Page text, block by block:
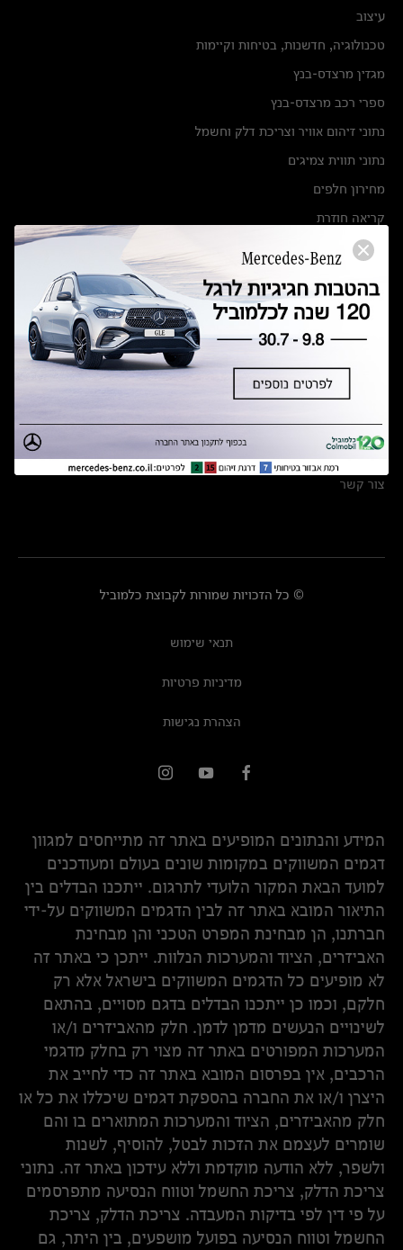
עיצוב
טכנולוגיה, חדשנות, בטיחות וקיימות
מגזין מרצדס-בנץ
ספרי רכב מרצדס-בנץ
נתוני זיהום אוויר וצריכת דלק וחשמל
נתוני תווית צמיגים
מחירון חלפים
קריאה חוזרת
הודעה על הטבות לרכבי מרצדס בהסדר פשרה בתצ 56447-02-19
תקנון ימי מכירות 120 לכלמוביל
מצאו אותנו
אולמות תצוגה
מרכזי שירות
צור קשר
© כל הזכויות שמורות לקבוצת כלמוביל
תנאי שימוש
מדיניות פרטיות
הצהרת נגישות
המידע והנתונים המופיעים באתר זה מתייחסים למגוון
דגמים המשווקים במקומות שונים בעולם ומעודכנים
למועד הבאת המקור הלועדי לתרגום. ייתכנו הבדלים בין
התיאור המובא באתר זה לבין הדגמים המשווקים על-ידי
חברתנו, הן מבחינת המפרט הטכני והן מבחינת
האביזרים, הציוד והמערכות הנלוות. ייתכן כי באתר זה
לא מופיעים כל הדגמים המשווקים בישראל אלא רק
חלקם, וכמו כן ייתכנו הבדלים בדגם מסויים, בהתאם
לשינויים הנעשים מדמן לדמן. חלק מהאביזרים ו/או
המערכות המפורטים באתר זה מצוי רק בחלק מדגמי
הרכבים, אין בפרסום המובא באתר זה כדי לחייב את
היצרן ו/או את החברה בהספקת דגמים שיכללו את כל או
חלק מהאביזרים, הציוד והמערכות המתוארים בו והם
שומרים לעצמם את הזכות לבטל, להוסיף, לשנות
ולשפר, ללא הודעה מוקדמת וללא עידכון באתר זה. נתוני
צריכת הדלק, צריכת החשמל וטווח הנסיעה מתפרסמים
על פי דין לפי בדיקות המעבדה. צריכת הדלק, צריכת
החשמל וטווח הנסיעה בפועל מושפעים, בין היתר, גם